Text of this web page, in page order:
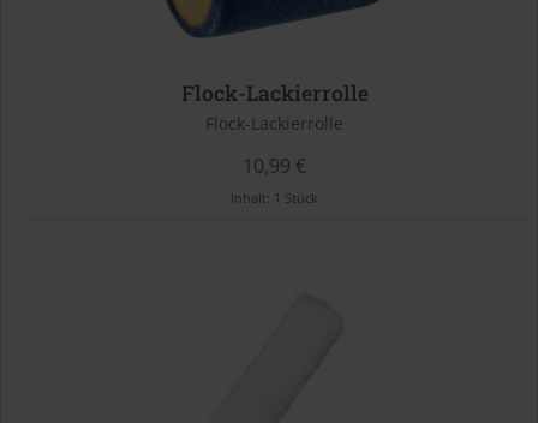
Flock-Lackierrolle
Flock-Lackierrolle
10,99 €
Inhalt: 1 Stück